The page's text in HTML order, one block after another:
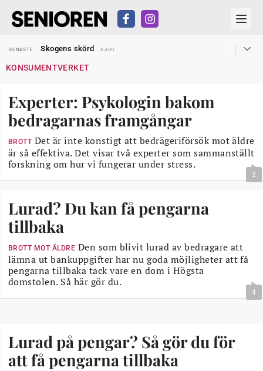
SENASTE
Skogens skörd
8 AUG
SENASTE
Reform för äldre kan bli slag i luften
SENASTE
Snart kan telefonförsäljning förbjudas i Sverige
SENASTE
Hyror rusar ifrån äldres bostadstillägg
28 JUL
SENASTE
Skogens skörd 8 AUG
KONSUMENTVERKET
Experter: Psykologin bakom
bedragarnas framgångar
BROTT Det är inte konstigt att bedrägeriförsök mot äldre
är så effektiva. Det visar två experter som sammanställt
forskning om hur vi fungerar under stress.
2
Lurad? Du kan få pengarna
tillbaka
BROTT MOT ÄLDRE Den som blivit lurad av bedragare att
lämna ut bankuppgifter har nu goda möjligheter att få
pengarna tillbaka tack vare en dom i Högsta
domstolen. Så här gör du.
4
Lurad på pengar? Så gör du för
att få pengarna tillbaka